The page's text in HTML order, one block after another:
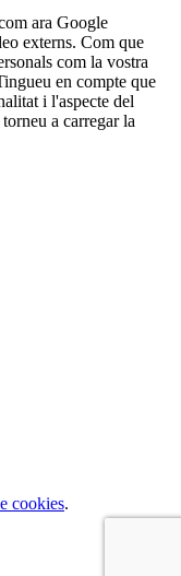
ara Google
externs. Com que
com la vostra
en compte que
i l'aspecte del
a carregar la
cookies.